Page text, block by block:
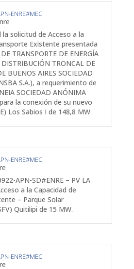
ENRE#MEC
la solicitud de Acceso a la
Existente presentada
TRANSPORTE DE ENERGÍA
DISTRIBUCIÓN TRONCAL DE
BUENOS AIRES SOCIEDAD
S.A.), a requerimiento de
SOCIEDAD ANÓNIMA
la conexión de su nuevo
Los Sabios I de 148,8 MW
ENRE#MEC
APN-SD#ENRE – PV LA
a la Capacidad de
– Parque Solar
Quitilipi de 15 MW.
ENRE#MEC